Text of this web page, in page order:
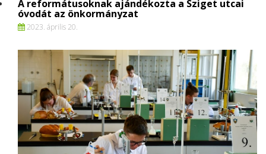
A reformátusoknak ajándékozta a Sziget utcai
óvodát az önkormányzat
2023. április 20.